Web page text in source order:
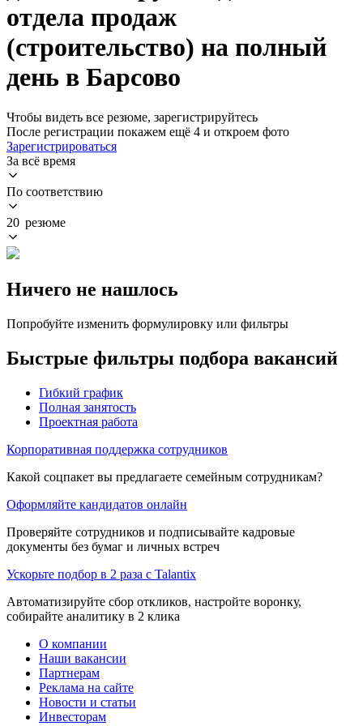
отдела продаж
(строительство) на полный
день в Барсово
Чтобы видеть все резюме, зарегистрируйтесь
После регистрации покажем ещё 4 и откроем фото
Зарегистрироваться
За всё время
По соответствию
20 резюме
Ничего не нашлось
Попробуйте изменить формулировку или фильтры
Быстрые фильтры подбора вакансий
Гибкий график
Полная занятость
Проектная работа
Корпоративная поддержка сотрудников
Какой соцпакет вы предлагаете семейным сотрудникам?
Оформляйте кандидатов онлайн
Проверяйте сотрудников и подписывайте кадровые
документы без бумаг и личных встреч
Ускорьте подбор в 2 раза с Talantix
Автоматизируйте сбор откликов, настройте воронку,
собирайте аналитику в 2 клика
О компании
Наши вакансии
Партнерам
Реклама на сайте
Новости и статьи
Инвесторам